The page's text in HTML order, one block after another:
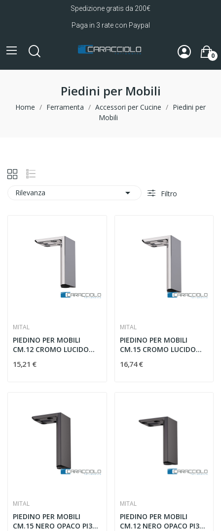
Spedizione gratis da 200€
Paga in 3 rate con Paypal
0
Piedini per Mobili
Home Ferramenta Accessori per Cucine
Piedini per
Mobili
Rilevanza  Filtro
MITAL
PIEDINO PER MOBILI
CM.12 CROMO LUCIDO
15,21 €
MITAL
PIEDINO PER MOBILI
CM.15 CROMO LUCIDO
16,74 €
MITAL
PIEDINO PER MOBILI
CM.15 NERO OPACO PI30
MITAL
PIEDINO PER MOBILI
CM.12 NERO OPACO PI30